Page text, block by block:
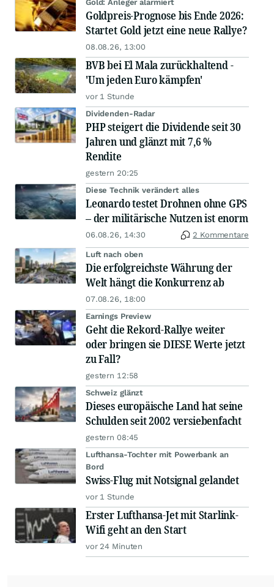
Gold: Anleger alarmiert
Goldpreis-Prognose bis Ende 2026:
Startet Gold jetzt eine neue Rallye?
08.08.26, 13:00
BVB bei El Mala zurückhaltend -
'Um jeden Euro kämpfen'
vor 1 Stunde
Dividenden-Radar
PHP steigert die Dividende seit 30
Jahren und glänzt mit 7,6 %
Rendite
gestern 20:25
Diese Technik verändert alles
Leonardo testet Drohnen ohne GPS
– der militärische Nutzen ist enorm
06.08.26, 14:30 2 Kommentare
Luft nach oben
Die erfolgreichste Währung der
Welt hängt die Konkurrenz ab
07.08.26, 18:00
Earnings Preview
Geht die Rekord-Rallye weiter
oder bringen sie DIESE Werte jetzt
zu Fall?
gestern 12:58
Schweiz glänzt
Dieses europäische Land hat seine
Schulden seit 2002 versiebenfacht
gestern 08:45
Lufthansa-Tochter mit Powerbank an
Bord
Swiss-Flug mit Notsignal gelandet
vor 1 Stunde
Erster Lufthansa-Jet mit Starlink-
Wifi geht an den Start
vor 24 Minuten